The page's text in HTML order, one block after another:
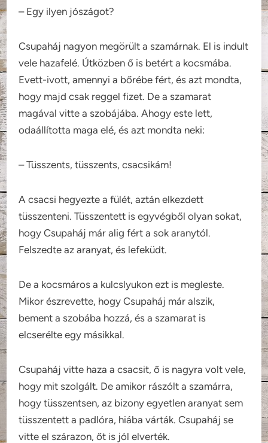
– Egy ilyen jószágot?
Csupaháj nagyon megörült a szamárnak. El is indult
vele hazafelé. Útközben ő is betért a kocsmába.
Evett-ivott, amennyi a bőrébe fért, és azt mondta,
hogy majd csak reggel fizet. De a szamarat
magával vitte a szobájába. Ahogy este lett,
odaállította maga elé, és azt mondta neki:
– Tüsszents, tüsszents, csacsikám!
A csacsi hegyezte a fülét, aztán elkezdett
tüsszenteni. Tüsszentett is egyvégből olyan sokat,
hogy Csupaháj már alig fért a sok aranytól.
Felszedte az aranyat, és lefeküdt.
De a kocsmáros a kulcslyukon ezt is megleste.
Mikor észrevette, hogy Csupaháj már alszik,
bement a szobába hozzá, és a szamarat is
elcserélte egy másikkal.
Csupaháj vitte haza a csacsit, ő is nagyra volt vele,
hogy mit szolgált. De amikor rászólt a szamárra,
hogy tüsszentsen, az bizony egyetlen aranyat sem
tüsszentett a padlóra, hiába várták. Csupaháj se
vitte el szárazon, őt is jól elverték.